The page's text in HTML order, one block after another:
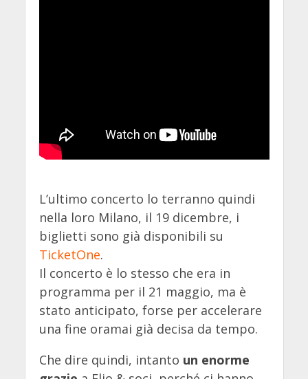
L’ultimo concerto lo terranno quindi
nella loro Milano, il 19 dicembre, i
biglietti sono già disponibili su
TicketOne.
Il concerto è lo stesso che era in
programma per il 21 maggio, ma è
stato anticipato, forse per accelerare
una fine oramai già decisa da tempo.
Che dire quindi, intanto un enorme